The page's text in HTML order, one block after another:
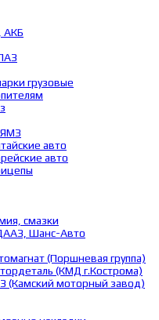
АКБ
грузовые
ЯМЗ
авто
авто
смазки
Шанс-Авто
(Поршневая группа)
(КМД г.Кострома)
(Камский моторный завод)